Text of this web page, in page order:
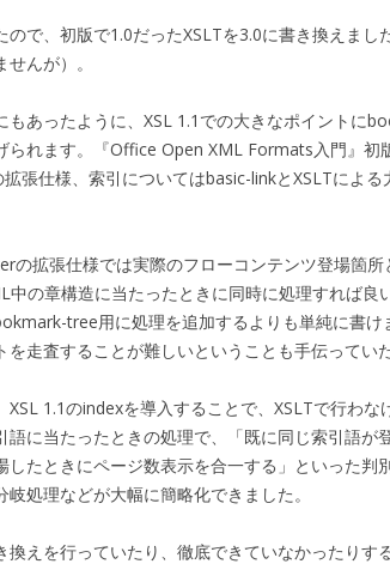
ので、初版で1.0だったXSLTを3.0に書き換えまし
んが）。
もあったように、XSL 1.1での大きなポイントに
られます。『Office Open XML Formats入門』
張仕様、索引についてはbasic-linkとXSLTによる
の拡張仕様では実際のフローコンテンツ登場箇
中の章構造に当たったときに同時に処理すれば良
tree用に処理を追加するよりも単純に書け
を走査することが難しいということも手伝ってい
XSL 1.1のindexを導入することで、XSLTで行わ
語に当たったときの処理で、「既に同じ索引語が
したときにページ数表示を合一する」といった判
処理などが大幅に簡略化できました。
換えを行っていたり、徹底できていなかったりす